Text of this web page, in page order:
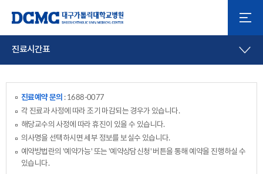
진료시간표
진료예약 문의 : 1688-0077
각 진료과 사정에 따라 조기 마감되는 경우가 있습니다.
해당교수의 사정에 따라 휴진이 있을 수 있습니다.
의사명을 선택하시면 세부 정보를 보실수 있습니다.
예약방법란의 '예약가능' 또는 '예약상담신청' 버튼을 통해 예약을 진행하실 수
있습니다.